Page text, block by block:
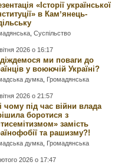
«Історії української
в Камʼянець-
,Суспільство
2026 о 16:17
ми поваги до
у воюючій Україні?
думка Громадянська
2026 о 21:57
чому під час війни влада
боротися з
замість
та рашизму?!
думка Громадянська
2026 о 17:47